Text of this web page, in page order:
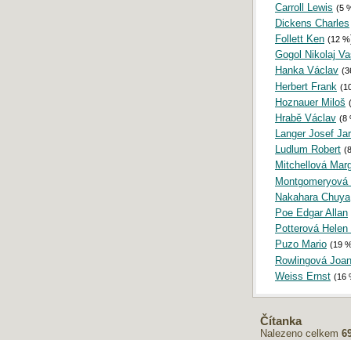
Carroll Lewis (5
Dickens Charles
Follett Ken (12 %
Gogol Nikolaj
Hanka Václav
Herbert Frank
Hoznauer Miloš
Hrabě Václav (8
Langer Josef
Ludlum Robert
Mitchellová
Nakahara Chuya
Poe Edgar Allan
Potterová Helen
Puzo Mario (19 %
Rowlingová
Weiss Ernst (16
Čítanka
Nalezeno celkem 69